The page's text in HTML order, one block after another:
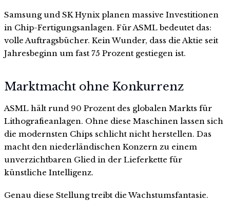
Samsung und SK Hynix planen massive Investitionen
in Chip-Fertigungsanlagen. Für ASML bedeutet das:
volle Auftragsbücher. Kein Wunder, dass die Aktie seit
Jahresbeginn um fast 75 Prozent gestiegen ist.
Marktmacht ohne Konkurrenz
ASML hält rund 90 Prozent des globalen Markts für
Lithografieanlagen. Ohne diese Maschinen lassen sich
die modernsten Chips schlicht nicht herstellen. Das
macht den niederländischen Konzern zu einem
unverzichtbaren Glied in der Lieferkette für
künstliche Intelligenz.
Genau diese Stellung treibt die Wachstumsfantasie.